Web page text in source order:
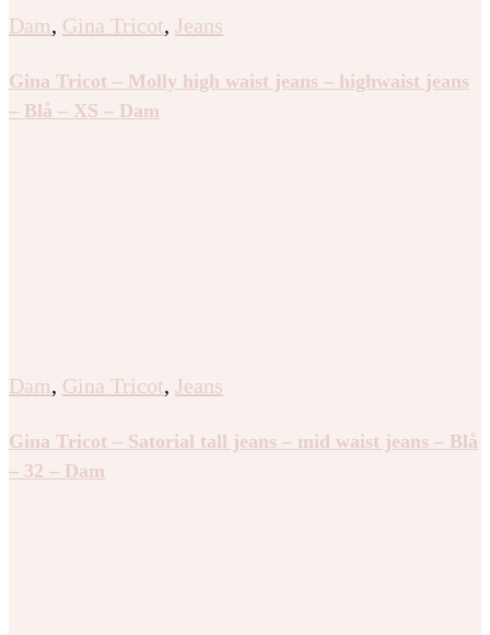
Dam, Gina Tricot, Jeans
Gina Tricot – Molly high waist jeans – highwaist jeans
– Blå – XS – Dam
Dam, Gina Tricot, Jeans
Gina Tricot – Satorial tall jeans – mid waist jeans – Blå
– 32 – Dam